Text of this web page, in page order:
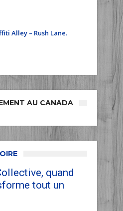
Alley – Rush Lane.
AU CANADA
quand
tout un